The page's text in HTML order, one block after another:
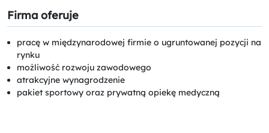
Firma oferuje
pracę w międzynarodowej firmie o ugruntowanej pozycji na
rynku
możliwość rozwoju zawodowego
atrakcyjne wynagrodzenie
pakiet sportowy oraz prywatną opiekę medyczną